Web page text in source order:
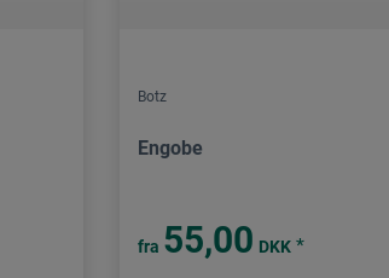
Botz
Engobe
fra 55,00 DKK *